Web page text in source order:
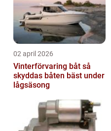
02 april 2026
Vinterförvaring båt så
skyddas båten bäst under
lågsäsong